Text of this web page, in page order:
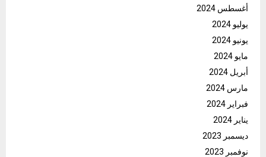
أغسطس 2024
يوليو 2024
يونيو 2024
مايو 2024
أبريل 2024
مارس 2024
فبراير 2024
يناير 2024
ديسمبر 2023
نوفمبر 2023